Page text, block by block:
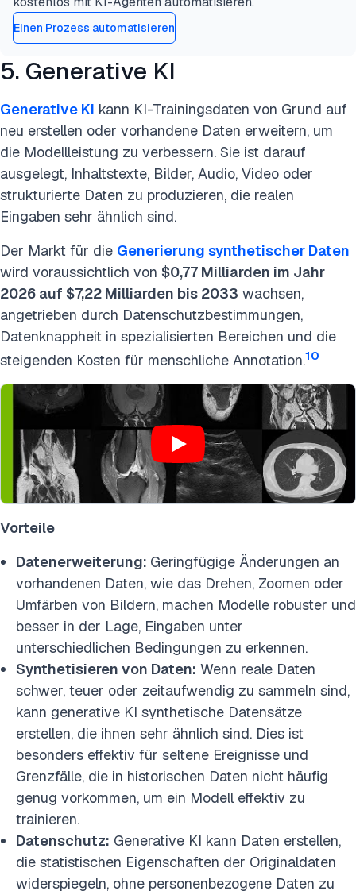
Einen Prozess automatisieren
5. Generative KI
Generative KI kann KI-Trainingsdaten von Grund auf
neu erstellen oder vorhandene Daten erweitern, um
die Modellleistung zu verbessern. Sie ist darauf
ausgelegt, Inhaltstexte, Bilder, Audio, Video oder
strukturierte Daten zu produzieren, die realen
Eingaben sehr ähnlich sind.
Der Markt für die Generierung synthetischer Daten
wird voraussichtlich von $0,77 Milliarden im Jahr
2026 auf $7,22 Milliarden bis 2033 wachsen,
angetrieben durch Datenschutzbestimmungen,
Datenknappheit in spezialisierten Bereichen und die
steigenden Kosten für menschliche Annotation.10
Vorteile
Datenerweiterung: Geringfügige Änderungen an
vorhandenen Daten, wie das Drehen, Zoomen oder
Umfärben von Bildern, machen Modelle robuster und
besser in der Lage, Eingaben unter
unterschiedlichen Bedingungen zu erkennen.
Synthetisieren von Daten: Wenn reale Daten
schwer, teuer oder zeitaufwendig zu sammeln sind,
kann generative KI synthetische Datensätze
erstellen, die ihnen sehr ähnlich sind. Dies ist
besonders effektiv für seltene Ereignisse und
Grenzfälle, die in historischen Daten nicht häufig
genug vorkommen, um ein Modell effektiv zu
trainieren.
Datenschutz: Generative KI kann Daten erstellen,
die statistischen Eigenschaften der Originaldaten
widerspiegeln, ohne personenbezogene Daten zu